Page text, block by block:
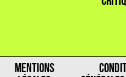
MENTIONS